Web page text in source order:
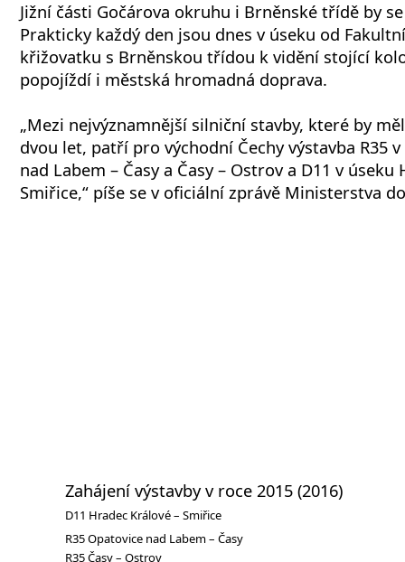
Jižní části Gočárova okruhu i Brněnské třídě by
Prakticky každý den jsou dnes v úseku od
křižovatku s Brněnskou třídou k vidění stojící
popojíždí i městská hromadná doprava.
„Mezi nejvýznamnější silniční stavby, které by
dvou let, patří pro východní Čechy výstavba R35
nad Labem – Časy a Časy – Ostrov a D11 v úseku
Smiřice,“ píše se v oficiální zprávě Ministerstva
Zahájení výstavby v roce 2015 (2016)
D11 Hradec Králové – Smiřice
R35 Opatovice nad Labem – Časy
R35 Časy – Ostrov